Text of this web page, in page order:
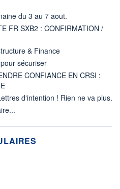
du 3 au 7 aout.
FR SXB2 : CONFIRMATION /
& Finance
sécuriser
CONFIANCE EN CRSI :
d'intention ! Rien ne va plus.